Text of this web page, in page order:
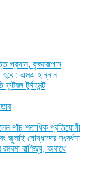
প্রদান, বৃক্ষরোপান
হবে : এমএ হান্নান
টুর্নামেন্ট
পাঁচ শতাধিক প্রতিযোগী
জুলাই যোদ্ধাদের সংবর্ধনা
বাণিজ্য, অবাধে